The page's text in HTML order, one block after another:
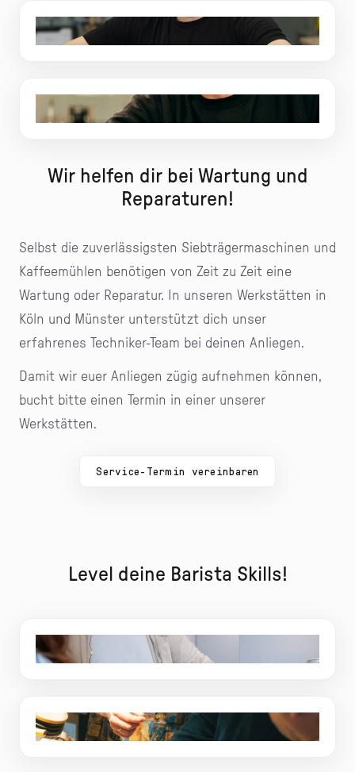
Cüneyt, Technik
Amir, Technik
Wir helfen dir bei Wartung und
Reparaturen!
Selbst die zuverlässigsten Siebträgermaschinen und
Kaffeemühlen benötigen von Zeit zu Zeit eine
Wartung oder Reparatur. In unseren Werkstätten in
Köln und Münster unterstützt dich unser
erfahrenes Techniker-Team bei deinen Anliegen.
Damit wir euer Anliegen zügig aufnehmen können,
bucht bitte einen Termin in einer unserer
Werkstätten.
Service-Termin vereinbaren
Level deine Barista Skills!
Unser Team zeigt dir alle Basics
Gemeinsam verbessern wir deine Skills